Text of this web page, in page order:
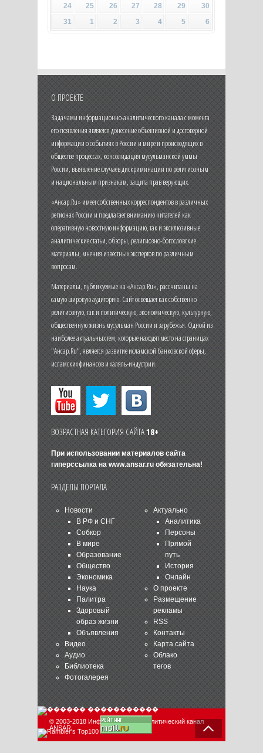
24
25 26 27 28 29
30
31
1 2 3 4 5 6
О ПРОЕКТЕ
Задачами информационно-аналитического канала с момента
его появления является донесение объективной и достоверной
информации о событиях в России и мире и происходящих в
обществе процессах, консолидация мусульманской уммы
России, выявление случаев дискриминации по религиозным
и национальным признакам, защита прав верующих.
«Ансар.Ru» имеет собственных корреспондентов в различных
регионах России и предлагает вниманию читателей как
оперативную новостную информацию, так и эксклюзивные
аналитические статьи, обзоры, религиозно-богословские
материалы, мнения известных экспертов по различным
вопросам.
Материалы, публикуемые на «Ансар.Ru», рассчитаны на
самую широкую аудиторию. Сайт освещает как собственно
религиозную, так и политическую, экономическую, культурную,
общественную жизнь мусульман России и зарубежья. Одной из
наиболее актуальных тем, которые находят место на страницах
"Ансар.Ru", является развитие исламской банковской сферы,
исламских финансов и халяль-индустрии.
ВОЗРАСТНАЯ КАТЕГОРИЯ САЙТА18+
При использовании материалов сайта
гиперссылка на www.ansar.ruобязательна!
РАЗДЕЛЫ ПОРТАЛА
Новости
В РФ и СНГ
Собкор
В мире
Образование
Общество
Экономика
Наука
Палитра
Здоровый
образ жизни
Объявления
Видео
Аудио
Библиотека
Фотогалерея
Актуально
Аналитика
Персоны
Прямой
путь
История
Онлайн
О проекте
Размещение
рекламы
RSS
Контакты
Карта сайта
Облако
тегов
© 2003-2018 Информационно-аналитический канал
ANSAR